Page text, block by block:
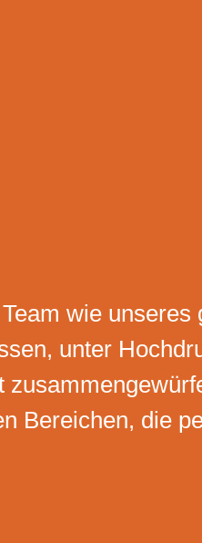
wie
unter
Bereichen, die